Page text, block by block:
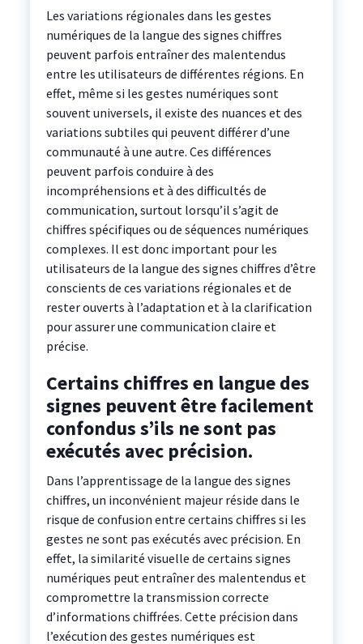
Les variations régionales dans les gestes
numériques de la langue des signes chiffres
peuvent parfois entraîner des malentendus
entre les utilisateurs de différentes régions. En
effet, même si les gestes numériques sont
souvent universels, il existe des nuances et des
variations subtiles qui peuvent différer d’une
communauté à une autre. Ces différences
peuvent parfois conduire à des
incompréhensions et à des difficultés de
communication, surtout lorsqu’il s’agit de
chiffres spécifiques ou de séquences numériques
complexes. Il est donc important pour les
utilisateurs de la langue des signes chiffres d’être
conscients de ces variations régionales et de
rester ouverts à l’adaptation et à la clarification
pour assurer une communication claire et
précise.
Certains chiffres en langue des
signes peuvent être facilement
confondus s’ils ne sont pas
exécutés avec précision.
Dans l’apprentissage de la langue des signes
chiffres, un inconvénient majeur réside dans le
risque de confusion entre certains chiffres si les
gestes ne sont pas exécutés avec précision. En
effet, la similarité visuelle de certains signes
numériques peut entraîner des malentendus et
compromettre la transmission correcte
d’informations chiffrées. Cette précision dans
l’exécution des gestes numériques est